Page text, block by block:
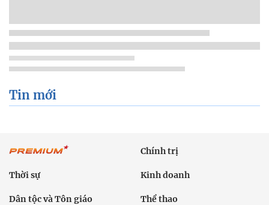
Tin mới
Chính trị
Thời sự Kinh doanh
Dân tộc và Tôn giáo Thể thao